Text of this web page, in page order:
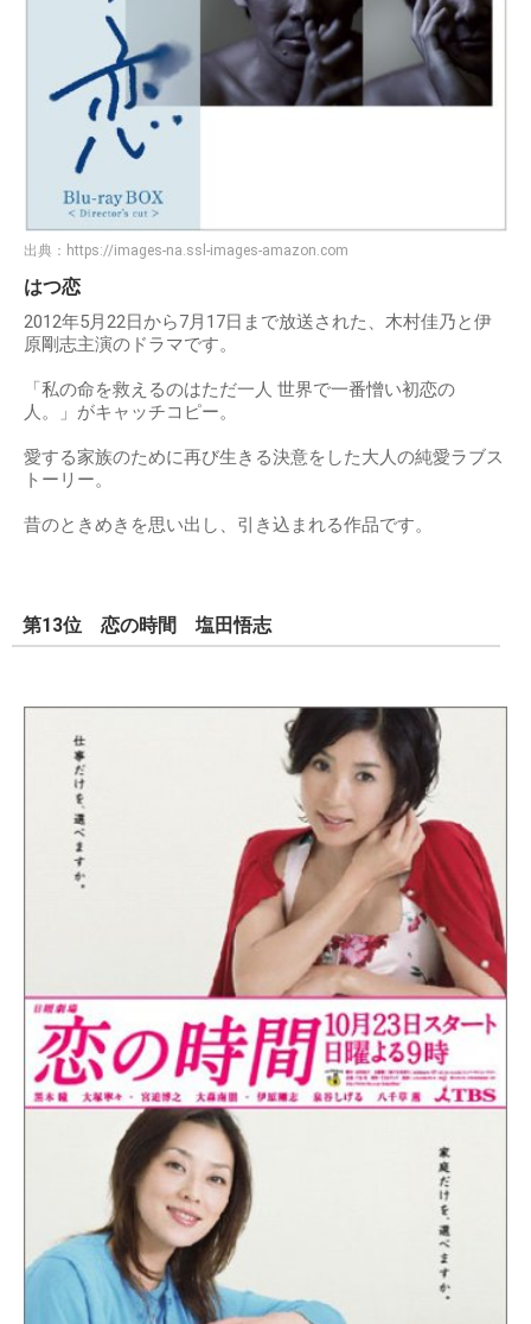
出典： https://images-na.ssl-images-amazon.com
はつ恋
2012年5月22日から7月17日まで放送された、木村佳乃と伊
原剛志主演のドラマです。
「私の命を救えるのはただ一人 世界で一番憎い初恋の
人。」がキャッチコピー。
愛する家族のために再び生きる決意をした大人の純愛ラブス
トーリー。
昔のときめきを思い出し、引き込まれる作品です。
第13位 恋の時間 塩田悟志